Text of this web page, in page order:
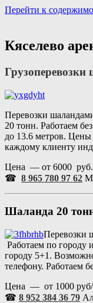
Перейти к
Кяселево
Перевозки
20 тонн. Работаем
до 13.6 метров.
каждому клиенту
Цена — от 6000 руб.
☎ 8 965 780 97 62
Шаланда 20
Перевозки
Работаем по городу
городу 5+1.
телефону. Работаем
Цена — от 1000 руб/
☎ 8 952 384 36 79